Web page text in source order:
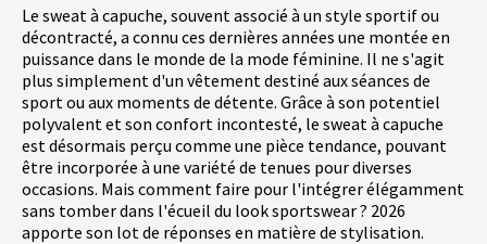
Le sweat à capuche, souvent associé à un style sportif ou
décontracté, a connu ces dernières années une montée en
puissance dans le monde de la mode féminine. Il ne s'agit
plus simplement d'un vêtement destiné aux séances de
sport ou aux moments de détente. Grâce à son potentiel
polyvalent et son confort incontesté, le sweat à capuche
est désormais perçu comme une pièce tendance, pouvant
être incorporée à une variété de tenues pour diverses
occasions. Mais comment faire pour l'intégrer élégamment
sans tomber dans l'écueil du look sportswear ? 2026
apporte son lot de réponses en matière de stylisation.